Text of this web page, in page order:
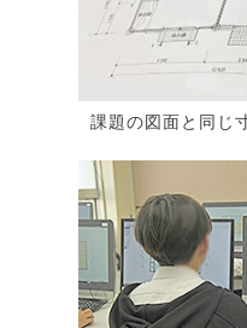
課題の図面と同じ